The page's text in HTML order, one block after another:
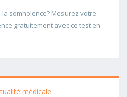
la somnolence? Mesurez votre
gratuitement avec ce test en
médicale